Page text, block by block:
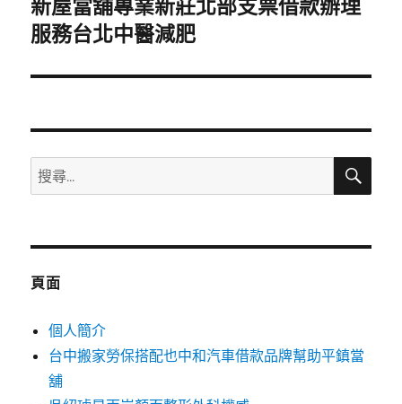
下
一
文
新屋當舖專業新莊北部支票借款辦理
服務台北中醫減肥
搜
尋
鍵
搜
頁面
個人簡介
台中搬家勞保搭配也中和汽車借款品牌幫助平鎮當
舖